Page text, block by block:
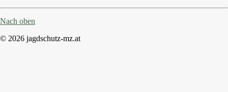
Nach oben
© 2026 jagdschutz-mz.at